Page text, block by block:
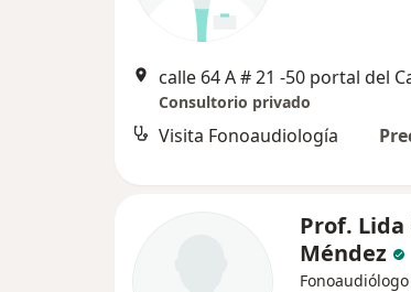
Consultorio privado
Visita Fonoaudiología
Prof. Lida
Méndez
Fonoaudiólogo